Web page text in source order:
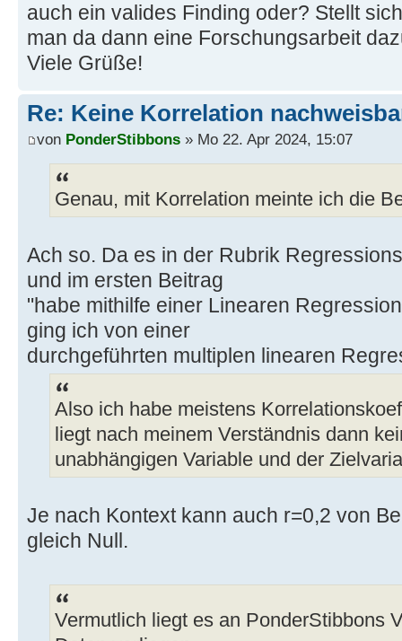
auch ein valides Finding oder? Stellt
man da dann eine Forschungsarbeit
Viele Grüße!
Re: Keine Korrelation
von PonderStibbons » Mo 22. Apr 2024, 15:07
Genau, mit Korrelation meinte ich die
Ach so. Da es in der Rubrik
und im ersten Beitrag
"habe mithilfe einer Linearen
ging ich von einer
durchgeführten multiplen linearen
Also ich habe meistens
liegt nach meinem Verständnis dann
unabhängigen Variable und der
Je nach Kontext kann auch r=0,2 von
gleich Null.
Vermutlich liegt es an PonderStibbons